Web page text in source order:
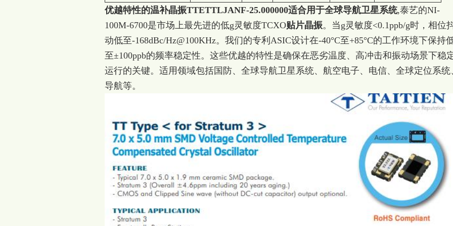
优越特性的温补晶振TTETTLJANF-25.000000适合用于全球导航卫星系统,泰艺的NI-
100M-6700是市场上最先进的低g灵敏度TCXO贴片晶振。当g灵敏度<0.1ppb/g时，相位
动低至-168dBc/Hz@100KHz。我们的专利ASIC设计在-40°C至+85°C的工作环境下保持
至±100ppb的频率稳定性。这些优越的特性是确保在恶劣温度、高冲击和振动场景下稳
运行的关键。适用领域包括国防、全球导航卫星系统、航空电子、电信、全球定位系统
导航等。